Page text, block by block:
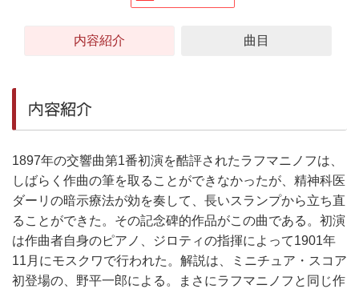
内容紹介 曲目
内容紹介
1897年の交響曲第1番初演を酷評されたラフマニノフは、
しばらく作曲の筆を取ることができなかったが、精神科医
ダーリの暗示療法が効を奏して、長いスランプから立ち直
ることができた。その記念碑的作品がこの曲である。初演
は作曲者自身のピアノ、ジロティの指揮によって1901年
11月にモスクワで行われた。解説は、ミニチュア・スコア
初登場の、野平一郎による。まさにラフマニノフと同じ作